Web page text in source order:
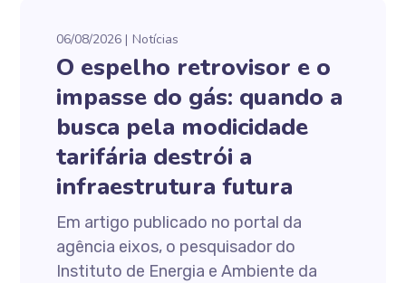
06/08/2026 Notícias
O espelho retrovisor e o
impasse do gás: quando a
busca pela modicidade
tarifária destrói a
infraestrutura futura
Em artigo publicado no portal da
agência eixos, o pesquisador do
Instituto de Energia e Ambiente da